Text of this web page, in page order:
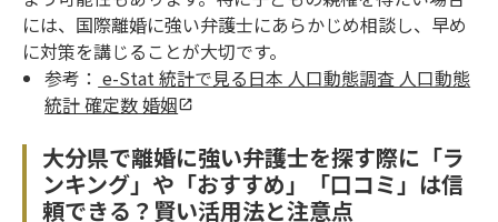
には、国際離婚に強い弁護士にあらかじめ相談し、早め
に対策を講じることが大切です。
参考： e-Stat 統計で見る日本 人口動態調査 人口動態
統計 確定数 婚姻
大分県で離婚に強い弁護士を探す際に「ラ
ンキング」や「おすすめ」「口コミ」は信
頼できる？賢い活用法と注意点